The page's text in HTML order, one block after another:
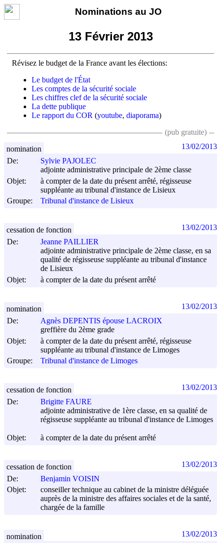
Nominations au JO
13 Février 2013
Révisez le budget de la France avant les élections:
Le budget de l'État
Les comptes de la sécurité sociale
Les chiffres clef de la sécurité sociale
La dette publique
Le rapport du COR (youtube, diaporama)
(pub gratuite)
De:
Sylvie PAJOLEC
adjointe administrative principale de 2ème classe
Objet:
à compter de la date du présent arrêté, régisseuse
suppléante au tribunal d'instance de Lisieux
Groupe:
Tribunal d'instance de Lisieux
nomination 13/02/2013
De:
Jeanne PAILLIER
adjointe administrative principale de 2ème classe, en sa
qualité de régisseuse suppléante au tribunal d'instance
de Lisieux
Objet:
à compter de la date du présent arrêté
cessation de fonction 13/02/2013
De:
Agnès DEPENTIS épouse LACROIX
greffière du 2ème grade
Objet:
à compter de la date du présent arrêté, régisseuse
suppléante au tribunal d'instance de Limoges
Groupe:
Tribunal d'instance de Limoges
nomination 13/02/2013
De:
Brigitte FAURE
adjointe administrative de 1ère classe, en sa qualité de
régisseuse suppléante au tribunal d'instance de Limoges
Objet: à compter de la date du présent arrêté
cessation de fonction 13/02/2013
De:
Benjamin VOISIN
Objet:
conseiller technique au cabinet de la ministre déléguée
auprès de la ministre des affaires sociales et de la santé,
chargée de la famille
cessation de fonction 13/02/2013
nomination 13/02/2013